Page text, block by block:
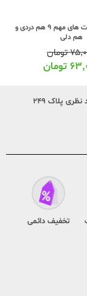
کیوی گپ و گفت های مهم 9 هم دردی و
هم دلی
تومان
تومان
تخفیف دائمی